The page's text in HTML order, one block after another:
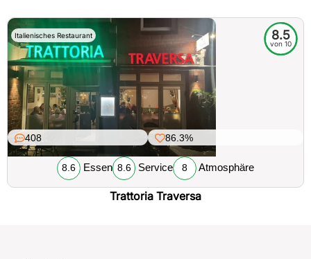
Italienisches Restaurant 8.5
von 10
408 86.3%
8.6 Essen 8.6 Service 8 Atmosphäre
Trattoria Traversa